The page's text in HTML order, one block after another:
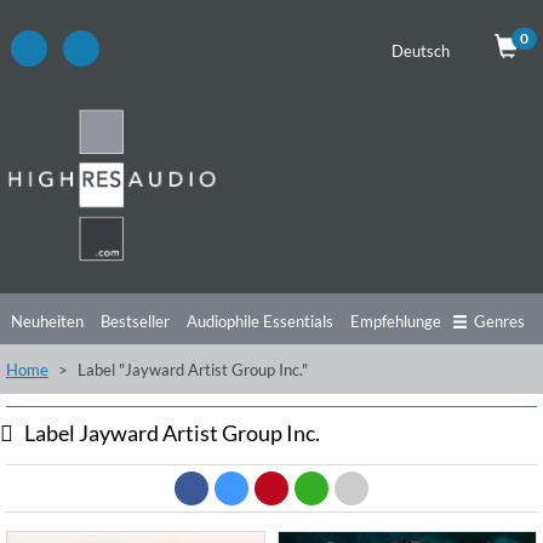
Deutsch
0
Neuheiten Bestseller Audiophile Essentials Empfehlungen
Hörtipps Top Alben Angebote Preorder
Videos
Genres
Home Label "Jayward Artist Group Inc."
Label Jayward Artist Group Inc.